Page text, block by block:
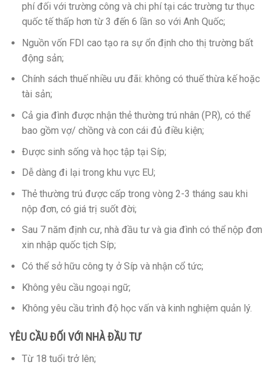
phí đối với trường công và chi phí tại các trường tư thục
quốc tế thấp hơn từ 3 đến 6 lần so với Anh Quốc;
Nguồn vốn FDI cao tạo ra sự ổn định cho thị trường bất
động sản;
Chính sách thuế nhiều ưu đãi: không có thuế thừa kế hoặc
tài sản;
Cả gia đình được nhận thẻ thường trú nhân (PR), có thể
bao gồm vợ/ chồng và con cái đủ điều kiện;
Được sinh sống và học tập tại Síp;
Dễ dàng đi lại trong khu vực EU;
Thẻ thường trú được cấp trong vòng 2-3 tháng sau khi
nộp đơn, có giá trị suốt đời;
Sau 7 năm định cư, nhà đầu tư và gia đình có thể nộp đơn
xin nhập quốc tịch Síp;
Có thể sở hữu công ty ở Síp và nhận cổ tức;
Không yêu cầu ngoại ngữ;
Không yêu cầu trình độ học vấn và kinh nghiệm quản lý.
YÊU CẦU ĐỐI VỚI NHÀ ĐẦU TƯ
Từ 18 tuổi trở lên;